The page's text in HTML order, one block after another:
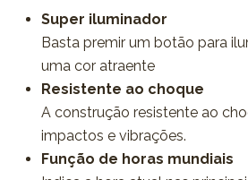
Super iluminador
Basta premir um botão para
uma cor atraente
Resistente ao choque
A construção resistente ao
impactos e vibrações.
Função de horas mundiais